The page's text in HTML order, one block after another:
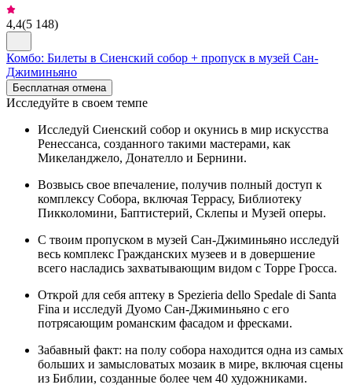
4,4(5 148)
Комбо: Билеты в Сиенский собор + пропуск в музей Сан-
Джиминьяно
Бесплатная отмена
Исследуйте в своем темпе
Исследуй Сиенский собор и окунись в мир искусства
Ренессанса, созданного такими мастерами, как
Микеланджело, Донателло и Бернини.
Возвысь свое впечаление, получив полный доступ к
комплексу Собора, включая Террасу, Библиотеку
Пикколомини, Баптистерий, Склепы и Музей оперы.
С твоим пропуском в музей Сан-Джиминьяно исследуй
весь комплекс Гражданских музеев и в довершение
всего насладись захватывающим видом с Торре Гросса.
Открой для себя аптеку в Spezieria dello Spedale di Santa
Fina и исследуй Дуомо Сан-Джиминьяно с его
потрясающим романским фасадом и фресками.
Забавный факт: на полу собора находится одна из самых
больших и замысловатых мозаик в мире, включая сцены
из Библии, созданные более чем 40 художниками.